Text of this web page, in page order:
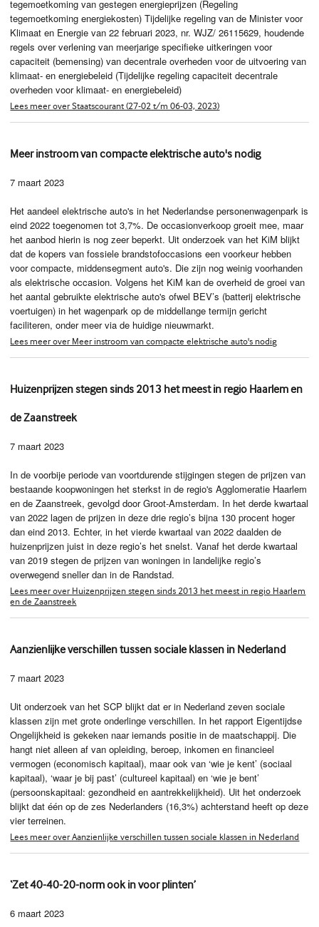
tegemoetkoming van gestegen energieprijzen (Regeling
tegemoetkoming energiekosten) Tijdelijke regeling van de Minister voor
Klimaat en Energie van 22 februari 2023, nr. WJZ/ 26115629, houdende
regels over verlening van meerjarige specifieke uitkeringen voor
capaciteit (bemensing) van decentrale overheden voor de uitvoering van
klimaat- en energiebeleid (Tijdelijke regeling capaciteit decentrale
overheden voor klimaat- en energiebeleid)
Lees meer over Staatscourant (27-02 t/m 06-03, 2023)
Meer instroom van compacte elektrische auto's nodig
7 maart 2023
Het aandeel elektrische auto's in het Nederlandse personenwagenpark is
eind 2022 toegenomen tot 3,7%. De occasionverkoop groeit mee, maar
het aanbod hierin is nog zeer beperkt. Uit onderzoek van het KiM blijkt
dat de kopers van fossiele brandstofoccasions een voorkeur hebben
voor compacte, middensegment auto's. Die zijn nog weinig voorhanden
als elektrische occasion. Volgens het KiM kan de overheid de groei van
het aantal gebruikte elektrische auto's ofwel BEV’s (batterij elektrische
voertuigen) in het wagenpark op de middellange termijn gericht
faciliteren, onder meer via de huidige nieuwmarkt.
Lees meer over Meer instroom van compacte elektrische auto's nodig
Huizenprijzen stegen sinds 2013 het meest in regio Haarlem en
de Zaanstreek
7 maart 2023
In de voorbije periode van voortdurende stijgingen stegen de prijzen van
bestaande koopwoningen het sterkst in de regio's Agglomeratie Haarlem
en de Zaanstreek, gevolgd door Groot-Amsterdam. In het derde kwartaal
van 2022 lagen de prijzen in deze drie regio’s bijna 130 procent hoger
dan eind 2013. Echter, in het vierde kwartaal van 2022 daalden de
huizenprijzen juist in deze regio’s het snelst. Vanaf het derde kwartaal
van 2019 stegen de prijzen van woningen in landelijke regio’s
overwegend sneller dan in de Randstad.
Lees meer over Huizenprijzen stegen sinds 2013 het meest in regio Haarlem
en de Zaanstreek
Aanzienlijke verschillen tussen sociale klassen in Nederland
7 maart 2023
Uit onderzoek van het SCP blijkt dat er in Nederland zeven sociale
klassen zijn met grote onderlinge verschillen. In het rapport Eigentijdse
Ongelijkheid is gekeken naar iemands positie in de maatschappij. Die
hangt niet alleen af van opleiding, beroep, inkomen en financieel
vermogen (economisch kapitaal), maar ook van ‘wie je kent’ (sociaal
kapitaal), ‘waar je bij past’ (cultureel kapitaal) en ‘wie je bent’
(persoonskapitaal: gezondheid en aantrekkelijkheid). Uit het onderzoek
blijkt dat één op de zes Nederlanders (16,3%) achterstand heeft op deze
vier terreinen.
Lees meer over Aanzienlijke verschillen tussen sociale klassen in Nederland
‘Zet 40-40-20-norm ook in voor plinten’
6 maart 2023